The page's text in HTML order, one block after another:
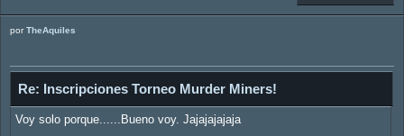
porTheAquiles
Re: Inscripciones Torneo Murder Miners!
Voy solo porque......Bueno voy. Jajajajajaja